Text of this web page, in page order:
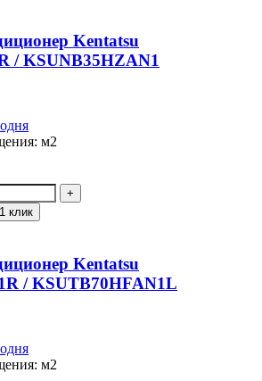
Kentatsu
/ KSUNB35HZAN1
м2
клик
Kentatsu
/ KSUTB70HFAN1L
м2